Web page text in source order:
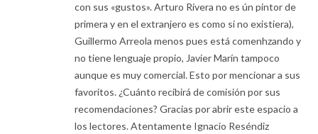
con sus «gustos». Arturo Rivera no es ún pintor de
primera y en el extranjero es como si no existiera),
Guillermo Arreola menos pues está comenhzando y
no tiene lenguaje propio, Javier Marín tampoco
aunque es muy comercial. Esto por mencionar a sus
favoritos. ¿Cuánto recibirá de comisión por sus
recomendaciones? Gracias por abrir este espacio a
los lectores. Atentamente Ignacio Reséndiz